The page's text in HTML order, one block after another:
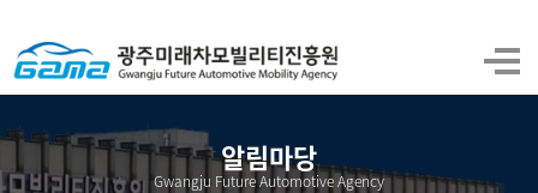
알림마당
Gwangju Future Automotive Agency